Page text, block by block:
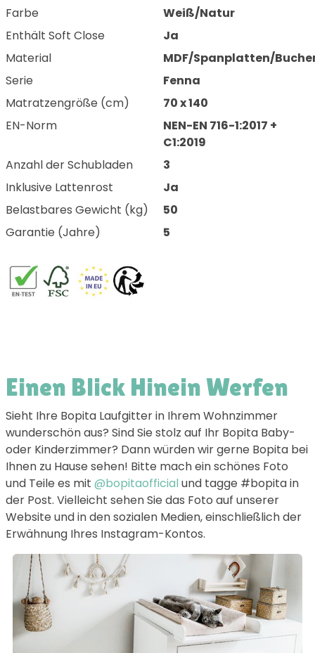
Farbe
Weiß/Natur
Enthält Soft Close
Ja
Material
MDF/Spanplatten/
Serie
Fenna
Matratzengröße (cm)
70 x 140
EN-Norm
NEN-EN 716-1:2017 +
C1:2019
Anzahl der Schubladen
3
Inklusive Lattenrost
Ja
Belastbares Gewicht (kg)
50
Garantie (Jahre)
5
Einen Blick Hinein Werfen
Sieht Ihre Bopita Laufgitter in Ihrem Wohnzimmer
wunderschön aus? Sind Sie stolz auf Ihr Bopita Baby-
oder Kinderzimmer? Dann würden wir gerne Bopita bei
Ihnen zu Hause sehen! Bitte mach ein schönes Foto
und Teile es mit @bopitaofficial und tagge #bopita in
der Post. Vielleicht sehen Sie das Foto auf unserer
Website und in den sozialen Medien, einschließlich der
Erwähnung Ihres Instagram-Kontos.